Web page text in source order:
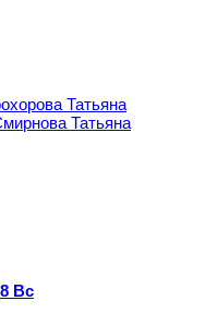
Татьяна
Татьяна
8 Вс